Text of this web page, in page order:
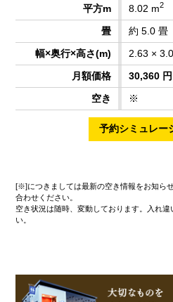
8.02 m2
約 5.0 畳
2.63 ×
30,360 円
※
[※]につきましては最新の空き情報をお知ら
合わせください。
空き状況は随時、変動しております。入れ
い。